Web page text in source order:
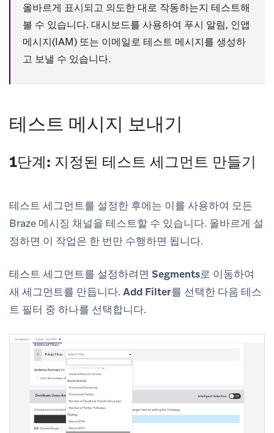
올바르게 표시되고 의도한 대로 작동하는지 테스트해
볼 수 있습니다. 대시보드를 사용하여 푸시 알림, 인앱
메시지(IAM) 또는 이메일로 테스트 메시지를 생성하
고 보낼 수 있습니다.
테스트 메시지 보내기
1단계: 지정된 테스트 세그먼트 만들기
테스트 세그먼트를 설정한 후에는 이를 사용하여 모든
Braze 메시징 채널을 테스트할 수 있습니다. 올바르게 설
정하면 이 작업은 한 번만 수행하면 됩니다.
테스트 세그먼트를 설정하려면 Segments로 이동하여
새 세그먼트를 만듭니다. Add Filter를 선택한 다음 테스
트 필터 중 하나를 선택합니다.